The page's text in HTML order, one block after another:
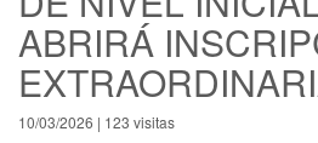
ABRIRÁ
10/03/2026 | 123 visitas